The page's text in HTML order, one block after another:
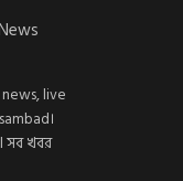
live
সব খবর